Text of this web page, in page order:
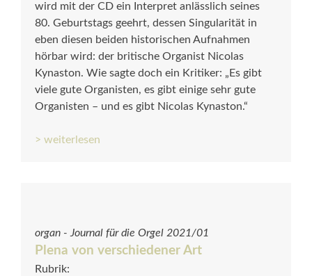
wird mit der CD ein Interpret anlässlich seines
80. Geburtstags geehrt, dessen Singularität in
eben diesen beiden historischen Aufnahmen
hörbar wird: der britische Organist Nicolas
Kynaston. Wie sagte doch ein Kritiker: „Es gibt
viele gute Organisten, es gibt einige sehr gute
Organisten – und es gibt Nicolas Kynaston.“
> weiterlesen
organ - Journal für die Orgel 2021/01
Plena von verschiedener Art
Rubrik: